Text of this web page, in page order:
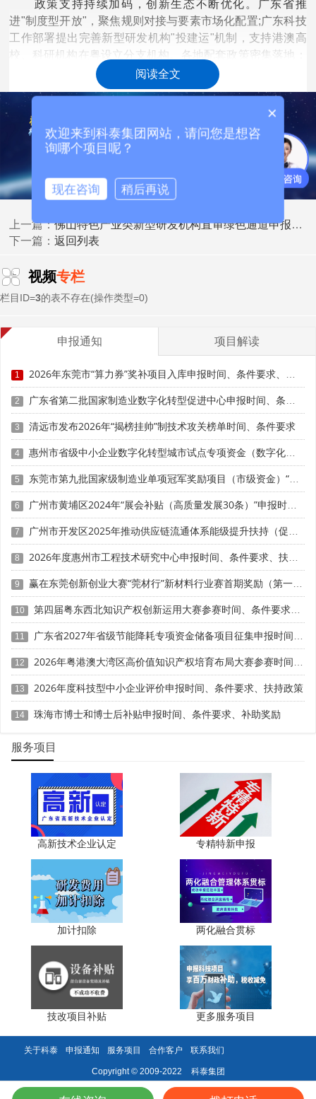
政策支持持续加码，创新生态不断优化。广东省推
进"制度型开放"，聚焦规则对接与要素市场化配置;广东科技
工作部署提出完善新型研发机构"投建运"机制，支持港澳高
校、科研机构在粤设立分支机构。各地配套政策密集落地：
珠海市对初次认定的省新型研发机构一次性给予150万元奖
励;横琴粤澳深度合作区对合作区企业联合澳门高校产学研示
范基地共建的联合实验室，按企业实际投入资金30%给予资
助，单个联合实验室最高200万元。政策红利推动"深圳—香
港—广州"创新集群连续位居全球百强榜首。
二、核心痛点：制度壁垒与链条短板制约集群效能
尽管大湾区新型研发机构集群发展成效显著，但受制度
差异、协同机制、转化链条等因素制约，整体效能尚未充分
释放，核心痛点集中在四方面。
跨境要素流动壁垒突出，制度协同难度大。粤港澳分属
不同关税区、法律体系与货币体系，人、财、物、数据跨境
流动堵点明显。科研设备跨境通关流程复杂、耗时久，推高
研发成本;科研资金跨境使用以"一事一议"为主，未形成常态
化机制;高价值数据跨境流动受限，制约人工智能、数字经济
领域协同创新。此外，三地科研评价、知识产权保护、税收
政策不统一，增加机构跨境合作成本。
基础研究投入不足，原始创新能力偏弱。大湾区新型研
原始创新能力与全球顶尖集群差距明显。虽有广州实验室、
鹏城实验室等布局基础研究，但整体规模不足，重大原创性
成果偏少，核心技术对外依存度较高。同时，基础研究周期
长、投入大，新型研发机构市场化运营压力下，长期投入意
愿不足。
成果转化链条存在断点，中试支撑能力薄弱。从"实验
室"到"生产线"的转化链条不畅，中试环节短板突出。多数新
型研发机构缺乏专业中试平台，小试成果难以快速放大验证;
高校、科研机构与企业衔接不紧密，研发成果与市场需求脱
节;技术转移服务体系不完善，专业人才短缺，导致大量科研
成果"沉睡"，转化效率偏低。
同质化竞争与资源分散，集群协同效应不足。大湾区新
型研发机构数量增长快，但部分领域同质化布局严重，如新
一代信息技术、生物医药等领域重复建设，资源分散、内耗
明显。跨城市、跨机构协同机制不健全，重大科研设施、仪
器设备共享率低;人才、技术等创新资源未能高效流动，集
群"聚而不合"，整体协同效应未充分发挥。
三、未来机遇：政策红利与产业需求驱动高质量发展
2026年作为"十五五"开局之年，大湾区新型研发机构集
群迎来制度开放、产业升级、技术革命三重机遇，发展潜力
制度型开放深化，破除跨境协同壁垒。国家持续推动大
湾区规则衔接、机制对接，要素跨境流动便利化水平将大幅
阅读全文
上一篇：佛山特色产业类新型研发机构直审绿色通道申报条件全解
下一篇：返回列表
视频专栏
栏目ID=3的表不存在(操作类型=0)
申报通知 项目解读
1 2026年东莞市“算力券”奖补项目入库申报时间、条件要求、资助奖励
2 广东省第二批国家制造业数字化转型促进中心申报时间、条件要求、扶持措施
3 清远市发布2026年“揭榜挂帅”制技术攻关榜单时间、条件要求
4 惠州市省级中小企业数字化转型城市试点专项资金（数字化改造项目专题）第八批项目申报时间、条件要求、补助奖励
5 东莞市第九批国家级制造业单项冠军奖励项目（市级资金）“免申即享”时间、条件要求、资助标准
6 广州市黄埔区2024年“展会补贴（高质量发展30条）”申报时间、条件要求、奖励标准
7 广州市开发区2025年推动供应链流通体系能级提升扶持（促进新型消费18条）第一批兑现申报时间、条件要求、资助奖励
8 2026年度惠州市工程技术研究中心申报时间、条件要求、扶持奖励
9 赢在东莞创新创业大赛“莞材行”新材料行业赛首期奖励（第一批）申报时间、条件要求、补助标准
10 第四届粤东西北知识产权创新运用大赛参赛时间、条件要求、资助奖励
11 广东省2027年省级节能降耗专项资金储备项目征集申报时间、条件要求、补助标准
12 2026年粤港澳大湾区高价值知识产权培育布局大赛参赛时间、条件要求、资助奖励
13 2026年度科技型中小企业评价申报时间、条件要求、扶持政策
14 珠海市博士和博士后补贴申报时间、条件要求、补助奖励
服务项目
高新技术企业认定 专精特新申报
加计扣除 两化融合贯标
技改项目补贴 更多服务项目
关于科泰 申报通知 服务项目 合作客户 联系我们
Copyright © 2009-2022 科泰集团
×
欢迎来到科泰集团网站，请问您是想咨
询哪个项目呢？
现在咨询 稍后再说